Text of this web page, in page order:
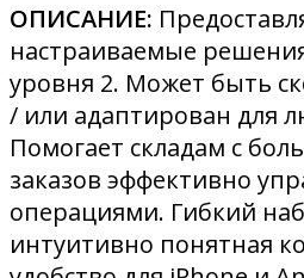
ОПИСАНИЕ:
настраиваемые
уровня 2. Может быть
/ или адаптирован для
Помогает складам с
заказов эффективно
операциями. Гибкий
интуитивно понятная